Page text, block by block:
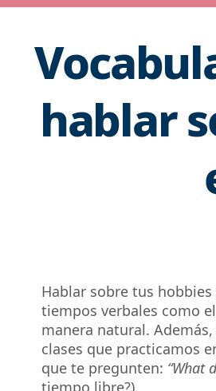
hablar
Hablar sobre tus
tiempos verbales como
manera natural.
clases que practicamos
que te pregunten: “What
tiempo libre?).